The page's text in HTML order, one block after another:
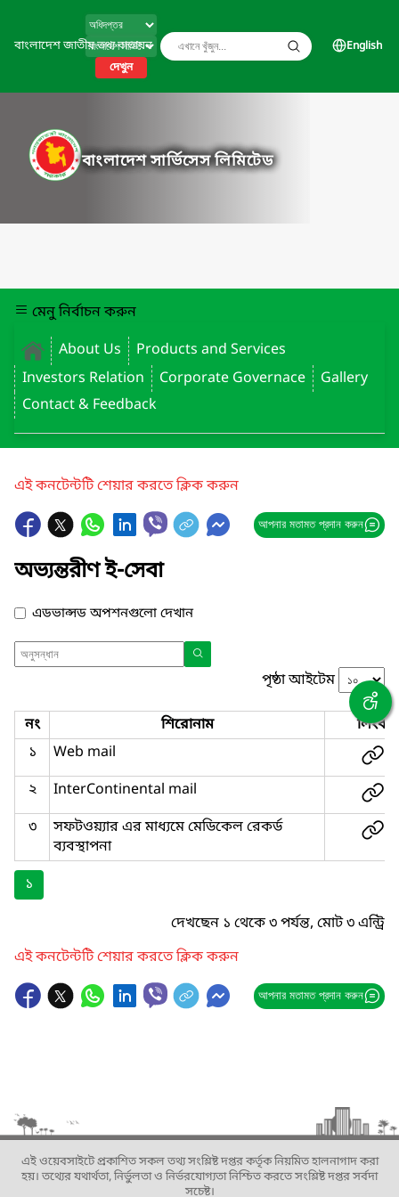
বাংলাদেশ জাতীয় তথ্য বাতায়ন
দেখুন
English
বাংলাদেশ সার্ভিসেস লিমিটেড
মেনু নির্বাচন করুন
About Us
Products and Services
Investors Relation
Corporate Governace
Gallery
Contact & Feedback
এই কনটেন্টটি শেয়ার করতে ক্লিক করুন
আপনার মতামত প্রদান করুন
অভ্যন্তরীণ ই-সেবা
এডভান্সড অপশনগুলো দেখান
পৃষ্ঠা আইটেম
নং শিরোনাম
লিংক
১
Web mail
২
InterContinental mail
৩
সফটওয়্যার এর মাধ্যমে মেডিকেল রেকর্ড
ব্যবস্থাপনা
১
দেখছেন ১ থেকে ৩ পর্যন্ত, মোট ৩ এন্ট্রি
এই কনটেন্টটি শেয়ার করতে ক্লিক করুন
আপনার মতামত প্রদান করুন
এই ওয়েবসাইটে প্রকাশিত সকল তথ্য সংশ্লিষ্ট দপ্তর কর্তৃক নিয়মিত হালনাগাদ করা
হয়। তথ্যের যথার্থতা, নির্ভুলতা ও নির্ভরযোগ্যতা নিশ্চিত করতে সংশ্লিষ্ট দপ্তর সর্বদা
সচেষ্ট।